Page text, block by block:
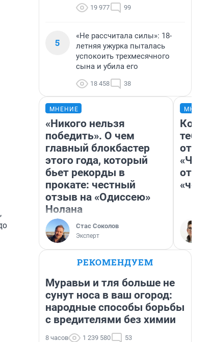
19 977 99
5
«Не рассчитала силы»: 18-
летняя ужурка пыталась
успокоить трехмесячного
сына и убила его
18 458 38
МНЕНИЕ
«Никого нельзя
победить». О чем
главный блокбастер
этого года, который
бьет рекорды в
прокате: честный
отзыв на «Одиссею»
Нолана
Стас Соколов
Эксперт
тебя
РЕКОМЕНДУЕМ
Муравьи и тля больше не
сунут носа в ваш огород:
народные способы борьбы
с вредителями без химии
8 часов 1 239 580 53